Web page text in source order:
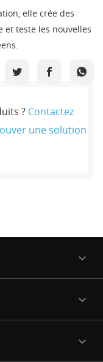
elle crée des
et teste les nouvelles
? Contactez
une solution